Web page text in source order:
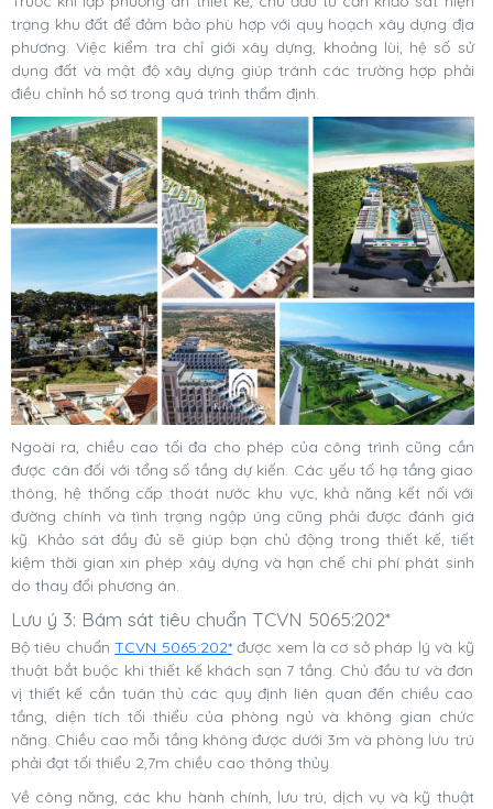
trạng khu đất để đảm bảo phù hợp với quy hoạch xây dựng địa
phương. Việc kiểm tra chỉ giới xây dựng, khoảng lùi, hệ số sử
dụng đất và mật độ xây dựng giúp tránh các trường hợp phải
điều chỉnh hồ sơ trong quá trình thẩm định.
Ngoài ra, chiều cao tối đa cho phép của công trình cũng cần
được cân đối với tổng số tầng dự kiến. Các yếu tố hạ tầng giao
thông, hệ thống cấp thoát nước khu vực, khả năng kết nối với
đường chính và tình trạng ngập úng cũng phải được đánh giá
kỹ. Khảo sát đầy đủ sẽ giúp bạn chủ động trong thiết kế, tiết
kiệm thời gian xin phép xây dựng và hạn chế chi phí phát sinh
do thay đổi phương án.
Lưu ý 3: Bám sát tiêu chuẩn TCVN 5065:202*
Bộ tiêu chuẩnTCVN 5065:202*được xem là cơ sở pháp lý và kỹ
thuật bắt buộc khi thiết kế khách sạn 7 tầng. Chủ đầu tư và đơn
vị thiết kế cần tuân thủ các quy định liên quan đến chiều cao
tầng, diện tích tối thiểu của phòng ngủ và không gian chức
năng. Chiều cao mỗi tầng không được dưới 3m và phòng lưu trú
phải đạt tối thiểu 2,7m chiều cao thông thủy.
Về công năng, các khu hành chính, lưu trú, dịch vụ và kỹ thuật